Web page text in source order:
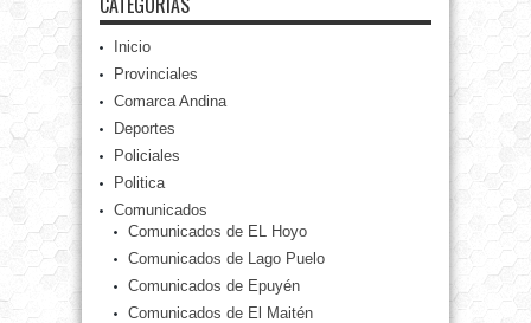
Inicio
Provinciales
Comarca Andina
Deportes
Policiales
Politica
Comunicados
Comunicados de EL Hoyo
Comunicados de Lago Puelo
Comunicados de Epuyén
Comunicados de El Maitén